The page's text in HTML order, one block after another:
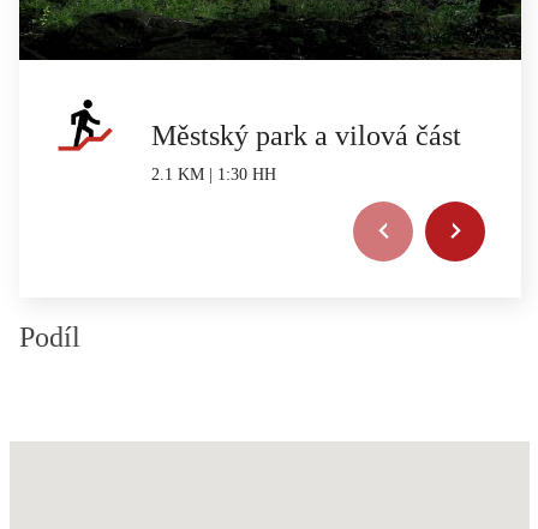
Městský park a vilová část
2.1 KM | 1:30 HH
Podíl